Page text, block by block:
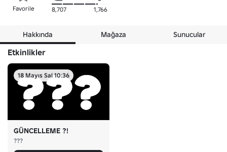
Favorile 8,707 1,766
Hakkında Mağaza Sunucular
Etkinlikler
18 Mayıs Sal 10:36
GÜNCELLEME ?!
???